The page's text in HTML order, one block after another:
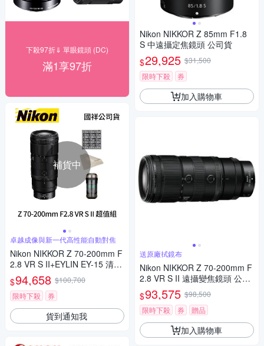
下殺97折⇓ 單眼鏡頭 (DC)
滿1享97折
補貨中
卓越成像與新一代高性能自動對焦
Nikon NIKKOR Z 70-200mm F
2.8 VR S II+EYLIN EY-15 清潔
套裝+SunLight CT-3030 麂皮
布+SunLight CL-50 LN (公司
貨)
$94,658 $100,700
限時下殺
券
貨到通知我
Nikon NIKKOR Z 85mm F1.8
S 中遠攝定焦鏡頭 公司貨
$29,925 $31,500
限時下殺
券
加入購物車
送原廠拭鏡布
Nikon NIKKOR Z 70-200mm F
2.8 VR S II 遠攝變焦鏡頭 公司
貨
$93,575 $98,500
限時下殺
券 贈品
加入購物車